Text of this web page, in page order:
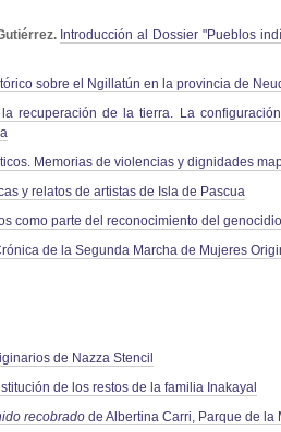
Introducciónal Dossier "Pueblos
sobre el Ngillatún en la provincia de
recuperación de la tierra. La
Memorias de violencias y dignidades
y relatos de artistas de Isla de Pascua
como parte del reconocimiento del
de la Segunda Marcha de Mujeres
de Nazza Stencil
de los restos de la familia Inakayal
recobrado de Albertina Carri, Parque de la